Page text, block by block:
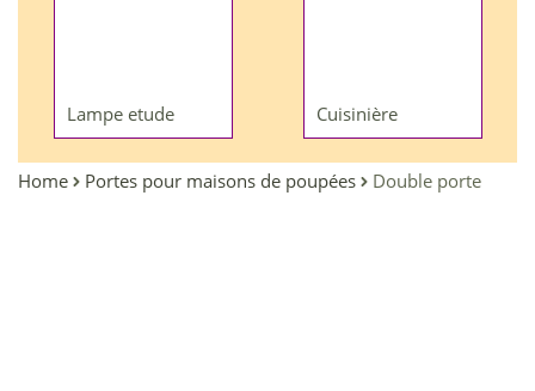
Lampe etude Cuisinière
Home Portes pour maisons de poupées Double porte